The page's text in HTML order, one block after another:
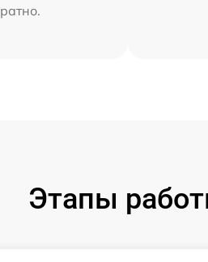
Этапы